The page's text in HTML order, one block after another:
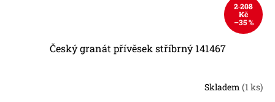
2 208
Kč
–35 %
Český granát přívěsek stříbrný 141467
Skladem (1 ks)